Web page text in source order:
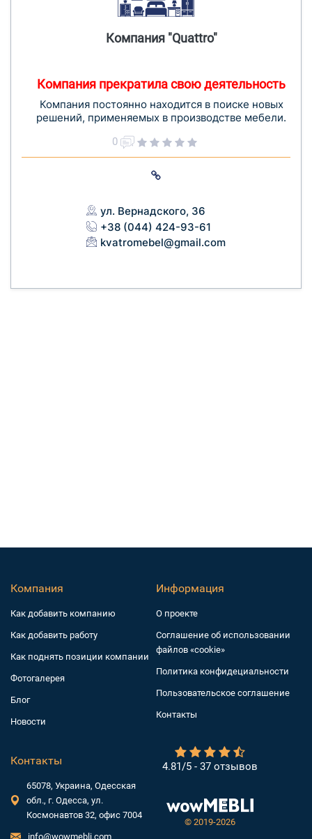
Компания "Quattro"
Компания прекратила свою деятельность
Компания постоянно находится в поиске новых
решений, применяемых в производстве мебели.
0
ул. Вернадского, 36
+38 (044) 424-93-61
kvatromebel@gmail.com
© 2019-2026
4.81/5 - 37 отзывов
Компания
Как добавить компанию
Как добавить работу
Как поднять позиции компании
Фотогалерея
Блог
Новости
Информация
О проекте
Соглашение об использовании
файлов «cookie»
Политика конфидециальности
Пользовательское соглашение
Контакты
Контакты
65078, Украина, Одесская
обл., г. Одесса, ул.
Космонавтов 32, офис 7004
info@wowmebli.com